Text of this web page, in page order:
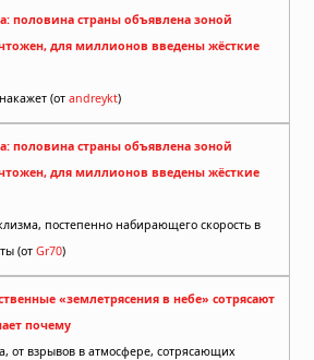
половина страны объявлена зоной
для миллионов введены жёсткие
(от andreykt)
половина страны объявлена зоной
для миллионов введены жёсткие
постепенно набирающего скорость в
(от Gr70)
«землетрясения в небе» сотрясают
почему
от взрывов в атмосфере, сотрясающих